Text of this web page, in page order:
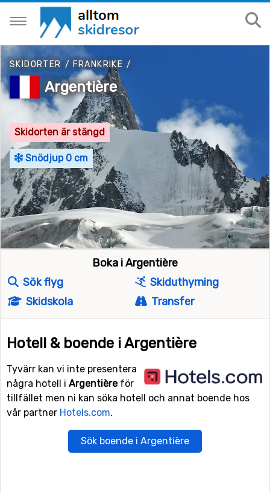
SKIDORTER / FRANKRIKE /
Argentière
Skidorten är stängd
Snödjup 0 cm
Boka i Argentière
Sök flyg
Skiduthyrning
Skidskola
Transfer
Hotell & boende i Argentière
Tyvärr kan vi inte presentera
några hotell i Argentièreför
tillfället men ni kan söka hotell och annat boende hos
vår partner Hotels.com.
Sök boende i Argentière